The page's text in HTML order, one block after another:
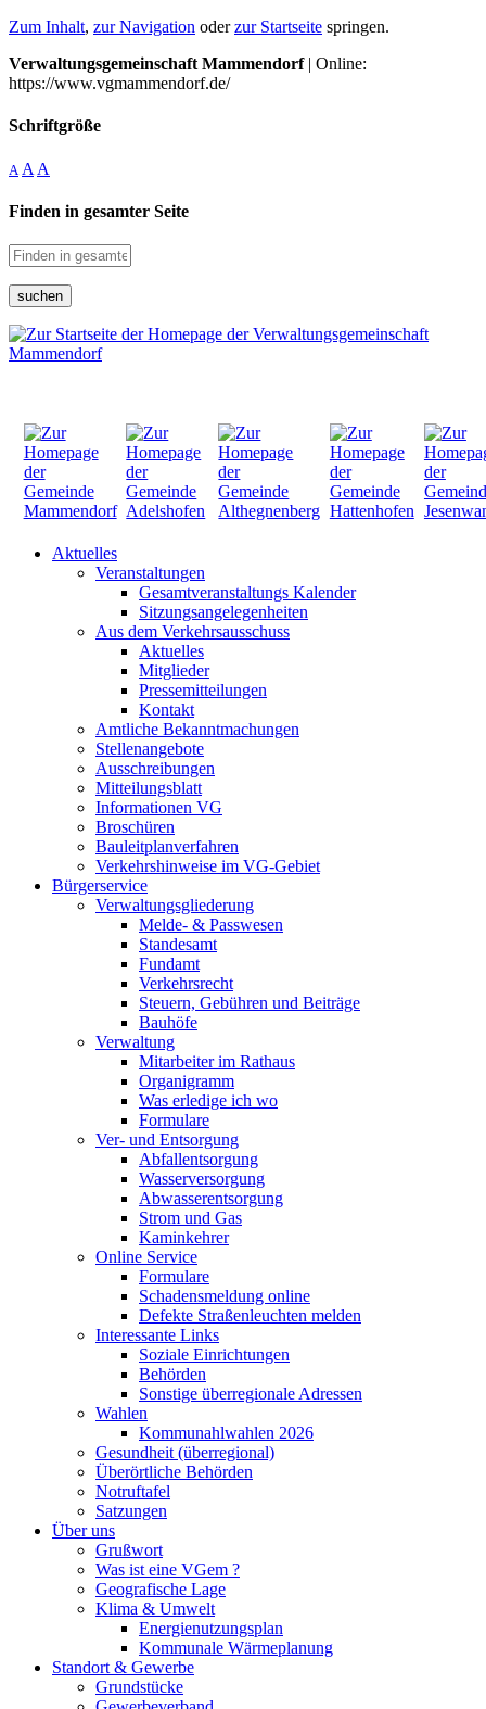
Zum Inhalt, zur Navigation oderzur Startseite springen.
Verwaltungsgemeinschaft Mammendorf| Online:
https://www.vgmammendorf.de/
Schriftgröße
A A A
Finden in gesamter Seite
suchen
Aktuelles
Veranstaltungen
Gesamtveranstaltungs Kalender
Sitzungsangelegenheiten
Aus dem Verkehrsausschuss
Aktuelles
Mitglieder
Pressemitteilungen
Kontakt
Amtliche Bekanntmachungen
Stellenangebote
Ausschreibungen
Mitteilungsblatt
Informationen VG
Broschüren
Bauleitplanverfahren
Verkehrshinweise im VG-Gebiet
Bürgerservice
Verwaltungsgliederung
Melde- & Passwesen
Standesamt
Fundamt
Verkehrsrecht
Steuern, Gebühren und Beiträge
Bauhöfe
Verwaltung
Mitarbeiter im Rathaus
Organigramm
Was erledige ich wo
Formulare
Ver- und Entsorgung
Abfallentsorgung
Wasserversorgung
Abwasserentsorgung
Strom und Gas
Kaminkehrer
Online Service
Formulare
Schadensmeldung online
Defekte Straßenleuchten melden
Interessante Links
Soziale Einrichtungen
Behörden
Sonstige überregionale Adressen
Wahlen
Kommunahlwahlen 2026
Gesundheit (überregional)
Überörtliche Behörden
Notruftafel
Satzungen
Über uns
Grußwort
Was ist eine VGem ?
Geografische Lage
Klima & Umwelt
Energienutzungsplan
Kommunale Wärmeplanung
Standort & Gewerbe
Grundstücke